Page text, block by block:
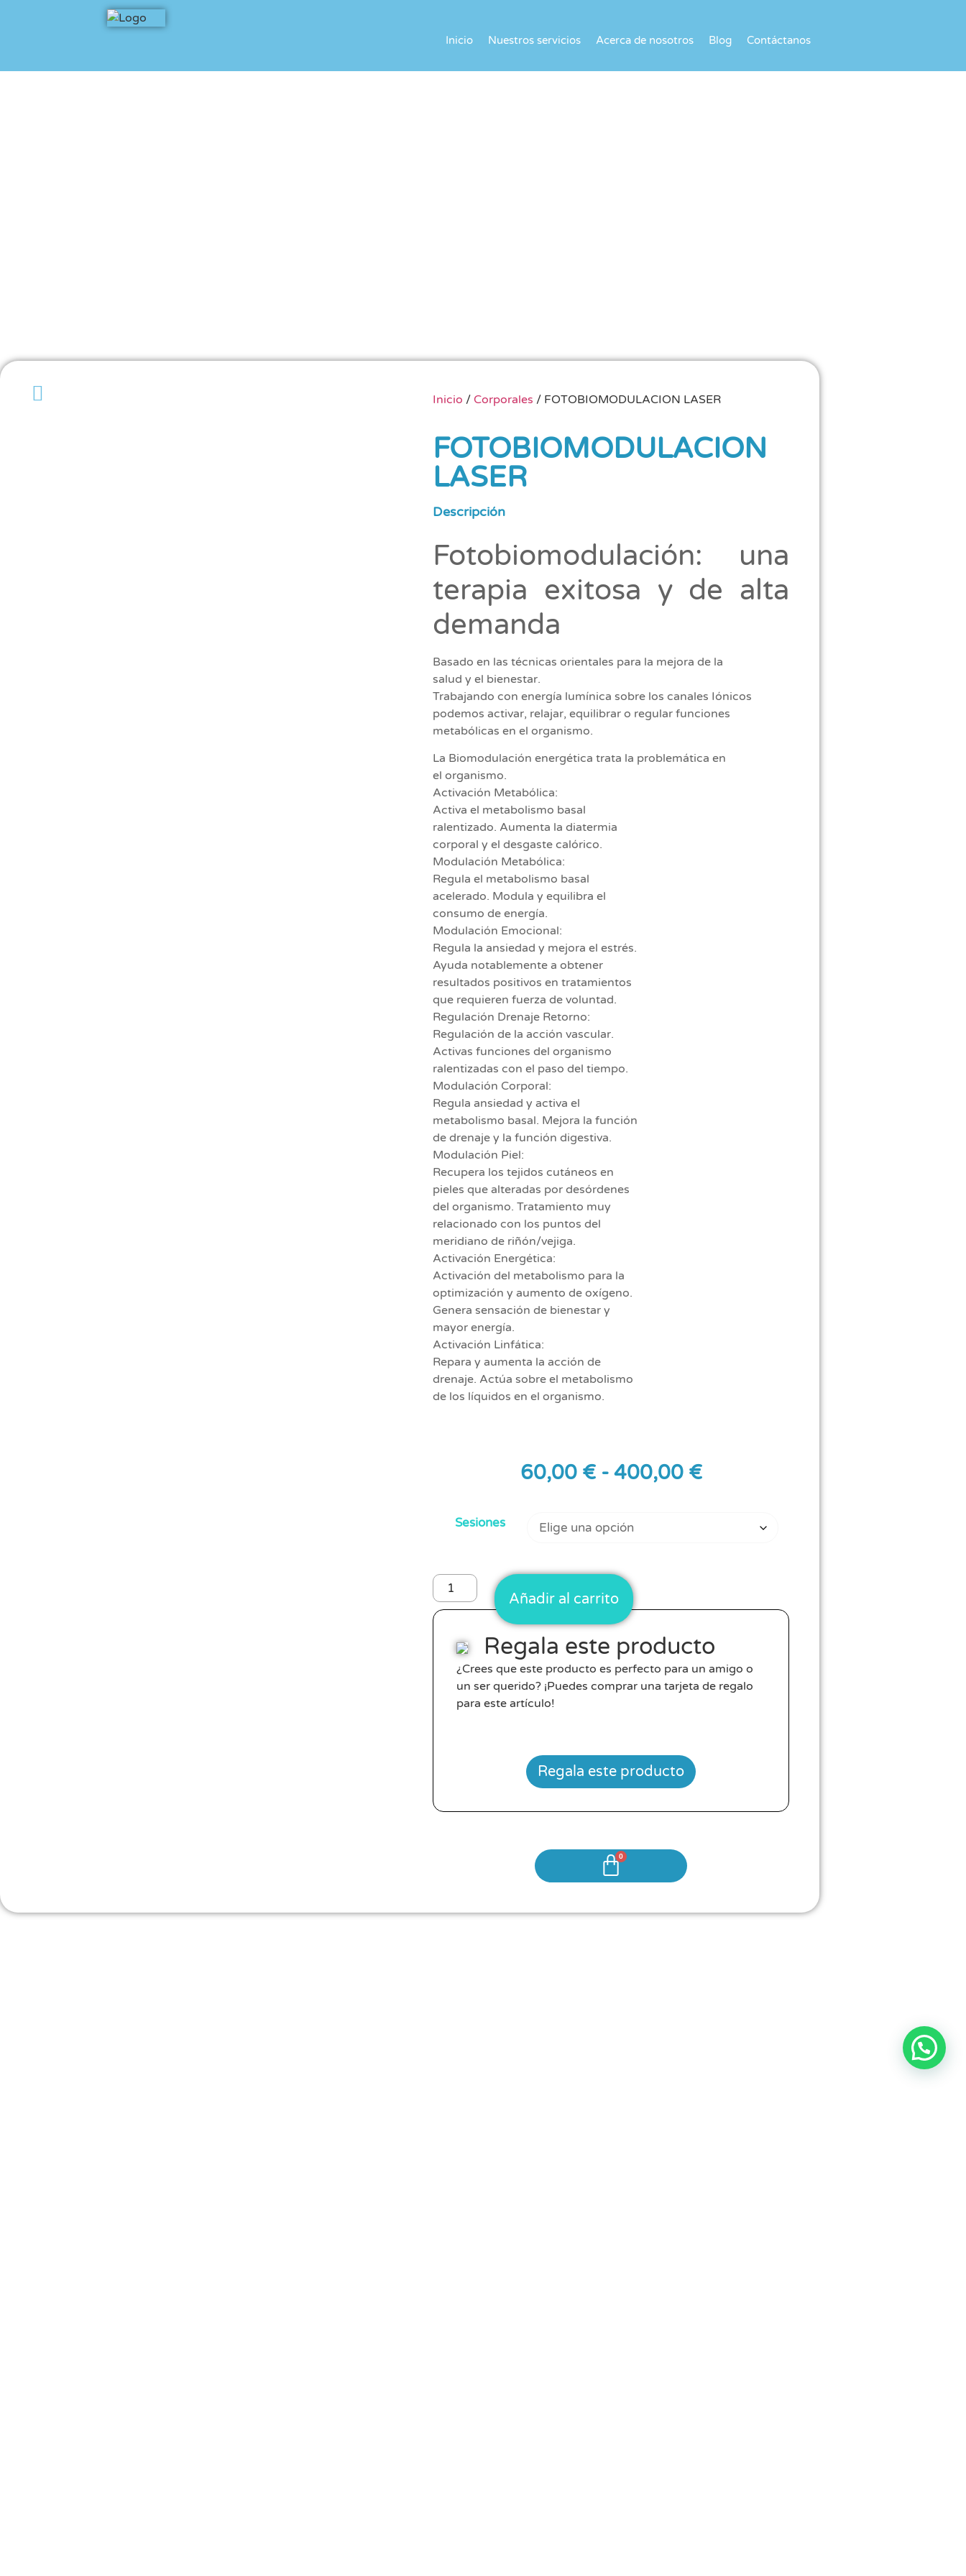
Inicio Nuestros servicios Acerca de nosotros Blog Contáctanos
Inicio / Corporales / FOTOBIOMODULACION LASER
FOTOBIOMODULACION
LASER
Descripción
Fotobiomodulación: una
terapia exitosa y de alta
demanda
Basado en las técnicas orientales para la mejora de la
salud y el bienestar.
Trabajando con energía lumínica sobre los canales Iónicos
podemos activar, relajar, equilibrar o regular funciones
metabólicas en el organismo.
La Biomodulación energética trata la problemática en
el organismo.
Activación Metabólica:
Activa el metabolismo basal
ralentizado. Aumenta la diatermia
corporal y el desgaste calórico.
Modulación Metabólica:
Regula el metabolismo basal
acelerado. Modula y equilibra el
consumo de energía.
Modulación Emocional:
Regula la ansiedad y mejora el estrés.
Ayuda notablemente a obtener
resultados positivos en tratamientos
que requieren fuerza de voluntad.
Regulación Drenaje Retorno:
Regulación de la acción vascular.
Activas funciones del organismo
ralentizadas con el paso del tiempo.
Modulación Corporal:
Regula ansiedad y activa el
metabolismo basal. Mejora la función
de drenaje y la función digestiva.
Modulación Piel:
Recupera los tejidos cutáneos en
pieles que alteradas por desórdenes
del organismo. Tratamiento muy
relacionado con los puntos del
meridiano de riñón/vejiga.
Activación Energética:
Activación del metabolismo para la
optimización y aumento de oxígeno.
Genera sensación de bienestar y
mayor energía.
Activación Linfática:
Repara y aumenta la acción de
drenaje. Actúa sobre el metabolismo
de los líquidos en el organismo.
60,00 € - 400,00 €
Sesiones
Añadir al carrito
Regala este producto
¿Crees que este producto es perfecto para un amigo o
un ser querido? ¡Puedes comprar una tarjeta de regalo
para este artículo!
Regala este producto
0